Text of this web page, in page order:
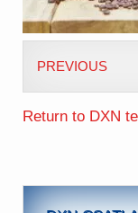
PREVIOUS
Return to DXN